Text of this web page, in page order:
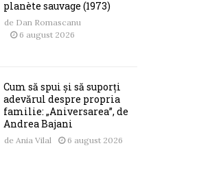
planète sauvage (1973)
de Dan Romascanu
6 august 2026
Cum să spui și să suporți
adevărul despre propria
familie: „Aniversarea”, de
Andrea Bajani
de Ania Vilal 6 august 2026